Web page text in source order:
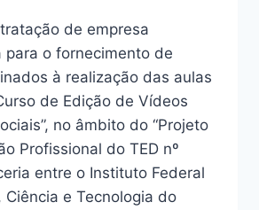
de empresa
para o fornecimento de
à realização das aulas
de Edição de Vídeos
no âmbito do “Projeto
Profissional do TED nº
entre o Instituto Federal
Ciência e Tecnologia do